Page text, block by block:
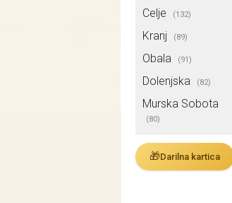
Celje (132)
Kranj (89)
Obala (91)
Dolenjska (82)
Murska Sobota
(80)
🎁Darilna kartica